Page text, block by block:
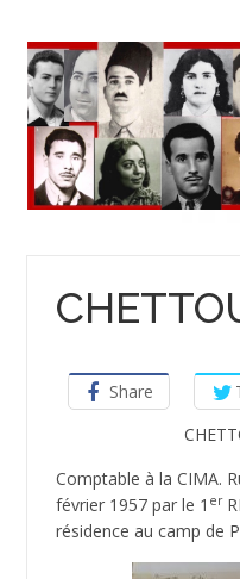
Share
Comptable à la CIMA.
février 1957 par le 1 er
résidence au camp de